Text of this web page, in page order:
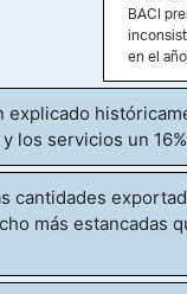
BACI
en el
explicado
los servicios un 16%
cantidades
más estancadas